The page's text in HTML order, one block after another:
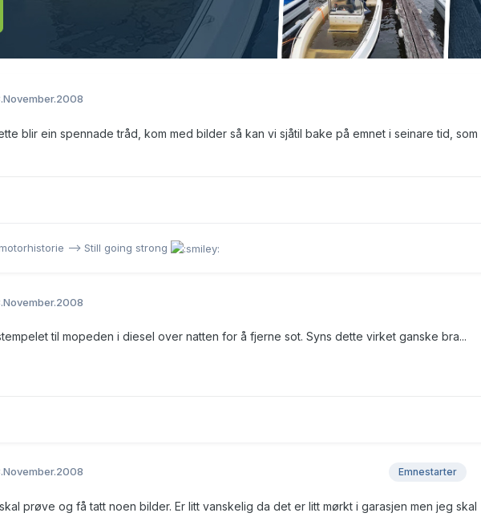
blir ein spennade tråd, kom med bilder så kan vi sjåtil bake på emnet i seinare tid, som
--> Still going strong
til mopeden i diesel over natten for å fjerne sot. Syns dette virket ganske bra...
Emnestarter
prøve og få tatt noen bilder. Er litt vanskelig da det er litt mørkt i garasjen men jeg skal